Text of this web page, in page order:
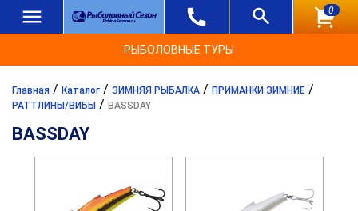
0
РЫБОЛОВНЫЕ ТУРЫ
Главная / Каталог / ЗИМНЯЯ РЫБАЛКА / ПРИМАНКИ ЗИМНИЕ /
РАТТЛИНЫ/ВИБЫ / BASSDAY
BASSDAY